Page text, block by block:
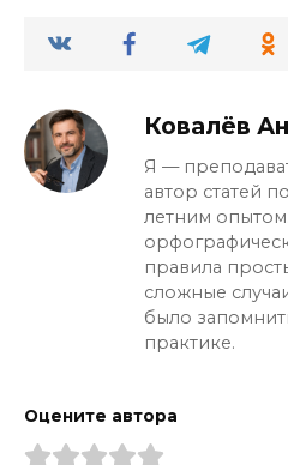
Ковалёв
Я —
автор статей
летним
правила
сложные
было
практике.
Оцените автора